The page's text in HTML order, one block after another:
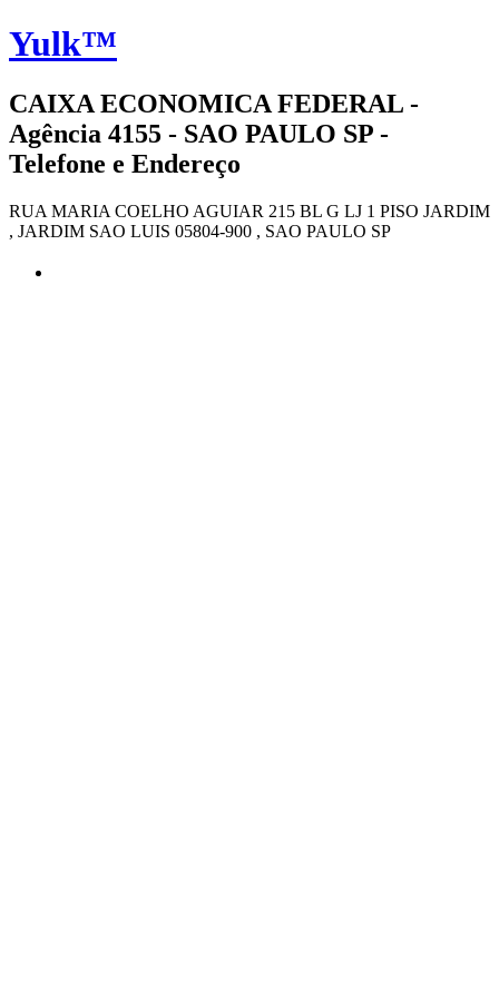
Yulk™
CAIXA ECONOMICA FEDERAL -
Agência 4155 - SAO PAULO SP -
Telefone e Endereço
RUA MARIA COELHO AGUIAR 215 BL G LJ 1 PISO JARDIM
, JARDIM SAO LUIS 05804-900 , SAO PAULO SP